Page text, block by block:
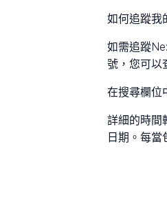
如何追蹤我
如需追蹤
號，您可以
在搜尋欄位
詳細的時間
日期。每